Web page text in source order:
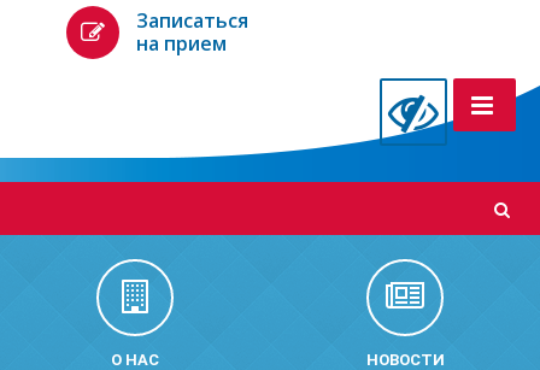
Записаться
на прием
О НАС НОВОСТИ